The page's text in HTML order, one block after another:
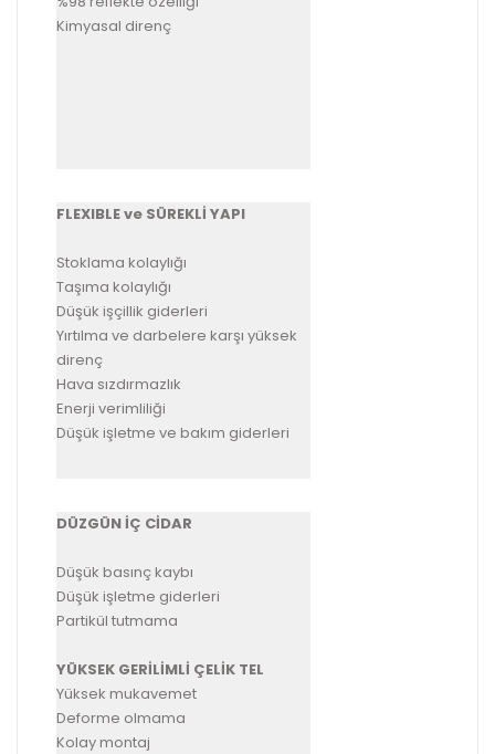
Kimyasal direnç
FLEXIBLE ve SÜREKLİ YAPI
Stoklama kolaylığı
Taşıma kolaylığı
Düşük işçillik giderleri
Yırtılma ve darbelere karşı yüksek
direnç
Hava sızdırmazlık
Enerji verimliliği
Düşük işletme ve bakım giderleri
DÜZGÜN İÇ CİDAR
Düşük basınç kaybı
Düşük işletme giderleri
Partikül tutmama
YÜKSEK GERİLİMLİ ÇELİK TEL
Yüksek mukavemet
Deforme olmama
Kolay montaj